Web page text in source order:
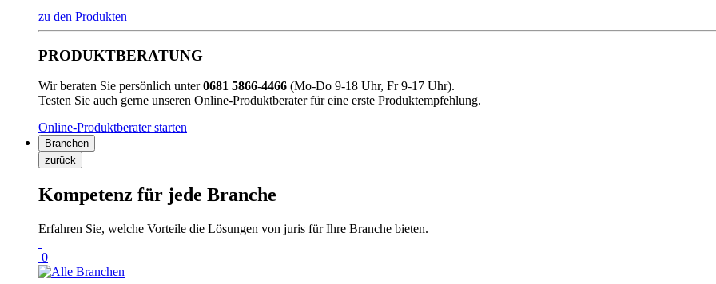
zu den Produkten
PRODUKTBERATUNG
Wir beraten Sie persönlich unter0681 5866-4466 (Mo-Do 9-18 Uhr, Fr 9-17 Uhr).
Testen Sie auch gerne unseren Online-Produktberater für eine erste Produktempfehlung.
Online-Produktberater starten
Branchen
zurück
Kompetenz für jede Branche
Erfahren Sie, welche Vorteile die Lösungen von juris für Ihre Branche bieten.
0